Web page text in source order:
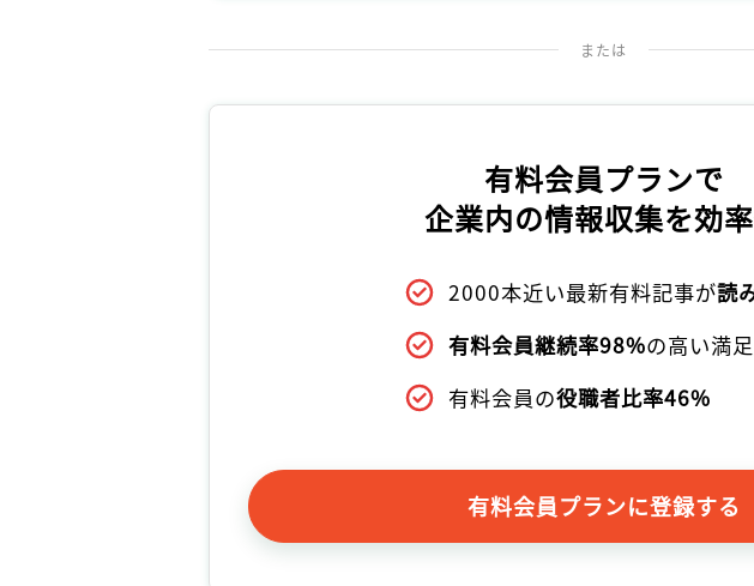
または
有料会員プランで
企業内の情報収集を効
2000本近い最新有料記事が読
有料会員継続率98%の高い満
有料会員の役職者比率46%
有料会員プランに登録する